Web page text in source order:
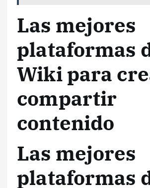
Las mejores
plataformas
Wiki para
compartir
contenido
Las mejores
plataformas